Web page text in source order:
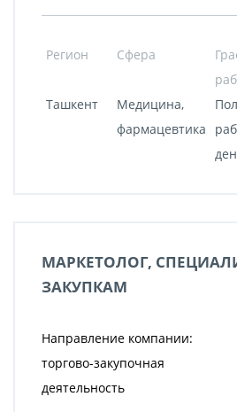
Регион Сфера
Ташкент
Медицина,
фармацевтика
МАРКЕТОЛОГ,
ЗАКУПКАМ
Направление компании:
торгово-закупочная
деятельность